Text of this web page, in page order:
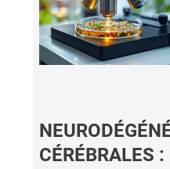
CÉRÉBRALES